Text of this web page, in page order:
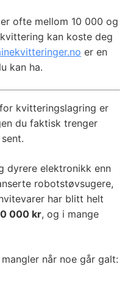
ofte mellom 10 000 og
kan koste deg
er en
kan ha.
kvitteringslagring er
du faktisk trenger
dyrere elektronikk enn
robotstøvsugere,
har blitt helt
000 kr, og i mange
når noe går galt: